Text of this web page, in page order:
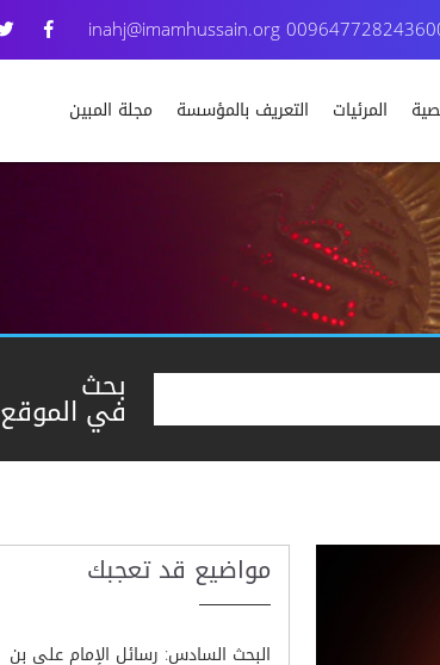
inahj@imamhussain.org
المرئيات التعريف بالمؤسسة مجلة المبين
بحث
في الموقع
مواضيع قد تعجبك
البحث السادس: رسائل الإمام علي بن